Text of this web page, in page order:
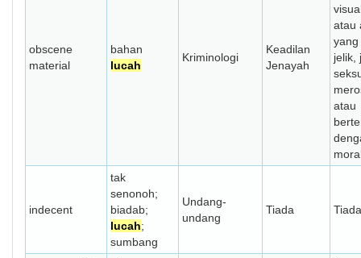
obscene
material
bahan
lucah
Kriminologi
Keadilan
Jenayah
atau
jelik,
atau
indecent
tak
senonoh;
biadab;
lucah;
sumbang
Undang-
undang
Tiada Tiada